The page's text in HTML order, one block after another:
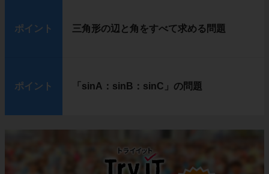
ポイント 三角形の辺と角をすべて求める問題
ポイント 「sinA：sinB：sinC」の問題